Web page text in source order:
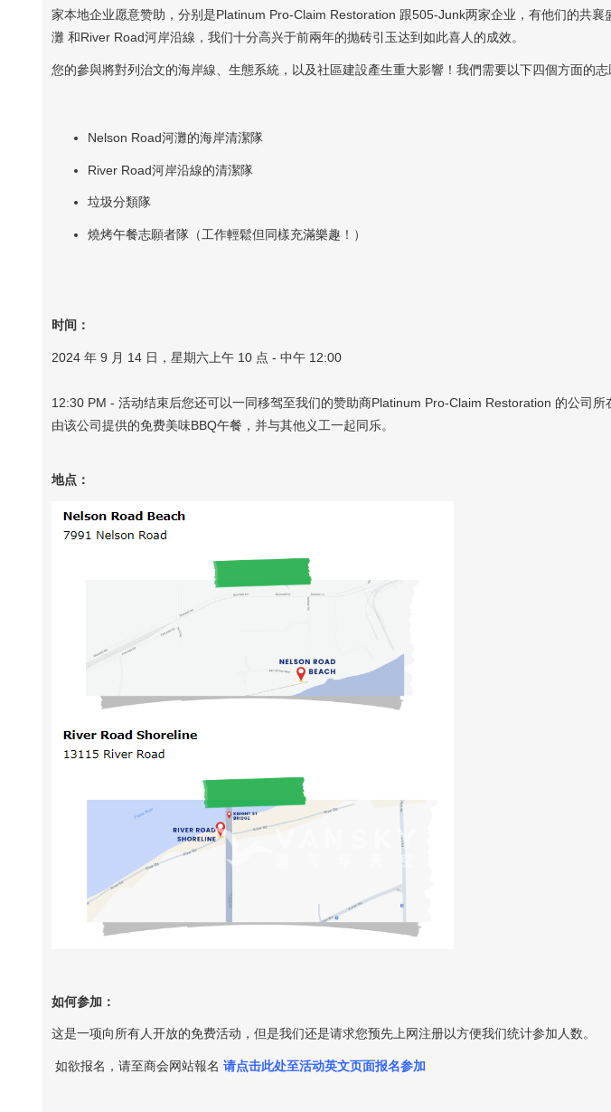
家本地企业愿意赞助，分别是Platinum Pro-Claim Restoration 跟505-Junk两家企业，有他们的共
灘 和River Road河岸沿線，我们十分高兴于前兩年的抛砖引玉达到如此喜人的成效。
您的參與將對列治文的海岸線、生態系統，以及社區建設產生重大影響！我們需要以下四個方面的志
Nelson Road河灘的海岸清潔隊
River Road河岸沿線的清潔隊
垃圾分類隊
燒烤午餐志願者隊（工作輕鬆但同樣充滿樂趣！）
时间：
2024 年 9 月 14 日，星期六上午 10 点 - 中午 12:00
12:30 PM - 活动结束后您还可以一同移驾至我们的赞助商Platinum Pro-Claim Restoration 的公司
由该公司提供的免费美味BBQ午餐，并与其他义工一起同乐。
地点：
如何参加：
这是一项向所有人开放的免费活动，但是我们还是请求您预先上网注册以方便我们统计参加人数。
如欲报名，请至商会网站報名 请点击此处至活动英文页面报名参加